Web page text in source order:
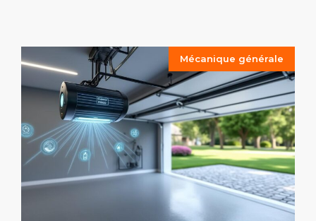
Mécanique générale